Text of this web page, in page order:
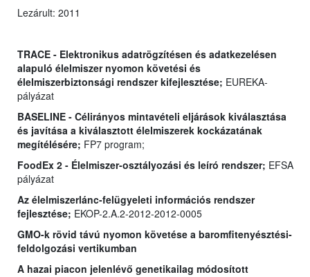
Lezárult: 2011
TRACE - Elektronikus adatrögzítésen és adatkezelésen
alapuló élelmiszer nyomon követési és
élelmiszerbiztonsági rendszer kifejlesztése; EUREKA-
pályázat
BASELINE - Célirányos mintavételi eljárások kiválasztása
és javítása a kiválasztott élelmiszerek kockázatának
megítélésére; FP7 program;
FoodEx 2 - Élelmiszer-osztályozási és leíró rendszer; EFSA
pályázat
Az élelmiszerlánc-felügyeleti információs rendszer
fejlesztése; EKOP-2.A.2-2012-2012-0005
GMO-k rövid távú nyomon követése a baromfitenyésztési-
feldolgozási vertikumban
A hazai piacon jelenlévő genetikailag módosított